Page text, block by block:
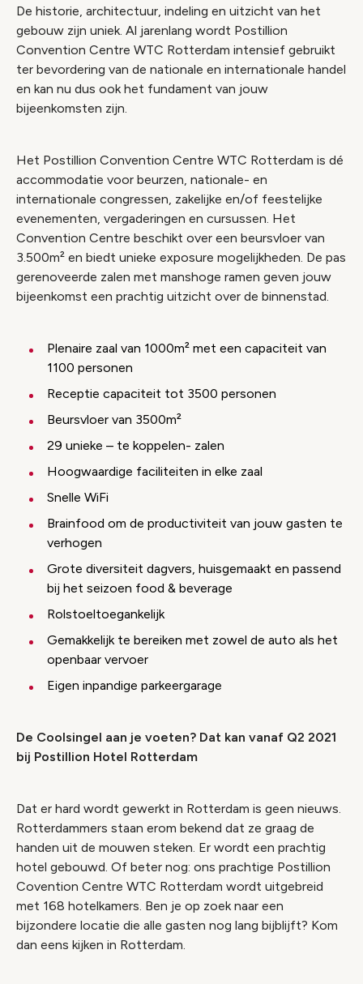
De historie, architectuur, indeling en uitzicht van het
gebouw zijn uniek. Al jarenlang wordt Postillion
Convention Centre WTC Rotterdam intensief gebruikt
ter bevordering van de nationale en internationale handel
en kan nu dus ook het fundament van jouw
bijeenkomsten zijn.
Het Postillion Convention Centre WTC Rotterdam is dé
accommodatie voor beurzen, nationale- en
internationale congressen, zakelijke en/of feestelijke
evenementen, vergaderingen en cursussen. Het
Convention Centre beschikt over een beursvloer van
3.500m² en biedt unieke exposure mogelijkheden. De pas
gerenoveerde zalen met manshoge ramen geven jouw
bijeenkomst een prachtig uitzicht over de binnenstad.
Plenaire zaal van 1000m² met een capaciteit van
1100 personen
Receptie capaciteit tot 3500 personen
Beursvloer van 3500m²
29 unieke – te koppelen- zalen
Hoogwaardige faciliteiten in elke zaal
Snelle WiFi
Brainfood om de productiviteit van jouw gasten te
verhogen
Grote diversiteit dagvers, huisgemaakt en passend
bij het seizoen food & beverage
Rolstoeltoegankelijk
Gemakkelijk te bereiken met zowel de auto als het
openbaar vervoer
Eigen inpandige parkeergarage
De Coolsingel aan je voeten? Dat kan vanaf Q2 2021
bij Postillion Hotel Rotterdam
Dat er hard wordt gewerkt in Rotterdam is geen nieuws.
Rotterdammers staan erom bekend dat ze graag de
handen uit de mouwen steken. Er wordt een prachtig
hotel gebouwd. Of beter nog: ons prachtige Postillion
Covention Centre WTC Rotterdam wordt uitgebreid
met 168 hotelkamers. Ben je op zoek naar een
bijzondere locatie die alle gasten nog lang bijblijft? Kom
dan eens kijken in Rotterdam.